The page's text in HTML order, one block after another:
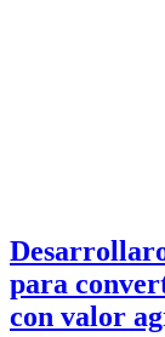
para
con valor